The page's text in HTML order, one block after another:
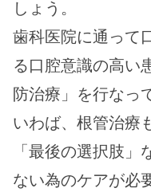
しょう。
歯科医院に通って
る口腔意識の高い
防治療」を行なっ
いわば、根管治療
「最後の選択肢
ない為のケアが必